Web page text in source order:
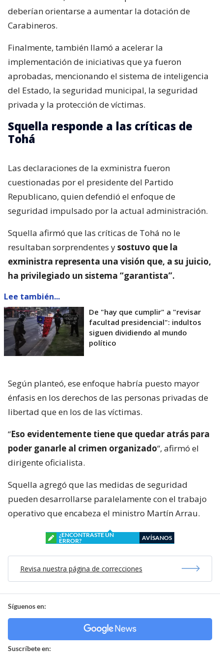
deberían orientarse a aumentar la dotación de
Carabineros.
Finalmente, también llamó a acelerar la
implementación de iniciativas que ya fueron
aprobadas, mencionando el sistema de inteligencia
del Estado, la seguridad municipal, la seguridad
privada y la protección de víctimas.
Squella responde a las críticas de
Tohá
Las declaraciones de la exministra fueron
cuestionadas por el presidente del Partido
Republicano, quien defendió el enfoque de
seguridad impulsado por la actual administración.
Squella afirmó que las críticas de Tohá no le
resultaban sorprendentes ysostuvo que la
exministra representa una visión que, a su juicio,
ha privilegiado un sistema “garantista”.
Lee también...
De "hay que cumplir" a "revisar
facultad presidencial": indultos
siguen dividiendo al mundo
político
Según planteó, ese enfoque habría puesto mayor
énfasis en los derechos de las personas privadas de
libertad que en los de las víctimas.
“Eso evidentemente tiene que quedar atrás para
poder ganarle al crimen organizado“, afirmó el
dirigente oficialista.
Squella agregó que las medidas de seguridad
pueden desarrollarse paralelamente con el trabajo
operativo que encabeza el ministro Martín Arrau.
¿ENCONTRASTE UN
ERROR?
AVÍSANOS
Revisa nuestra página de correcciones
Síguenos en:
Suscríbete en: